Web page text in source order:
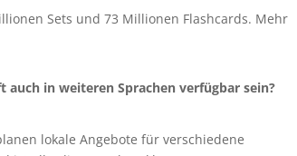
Sets und 73 Millionen Flashcards. Mehr
in weiteren Sprachen verfügbar sein?
lokale Angebote für verschiedene